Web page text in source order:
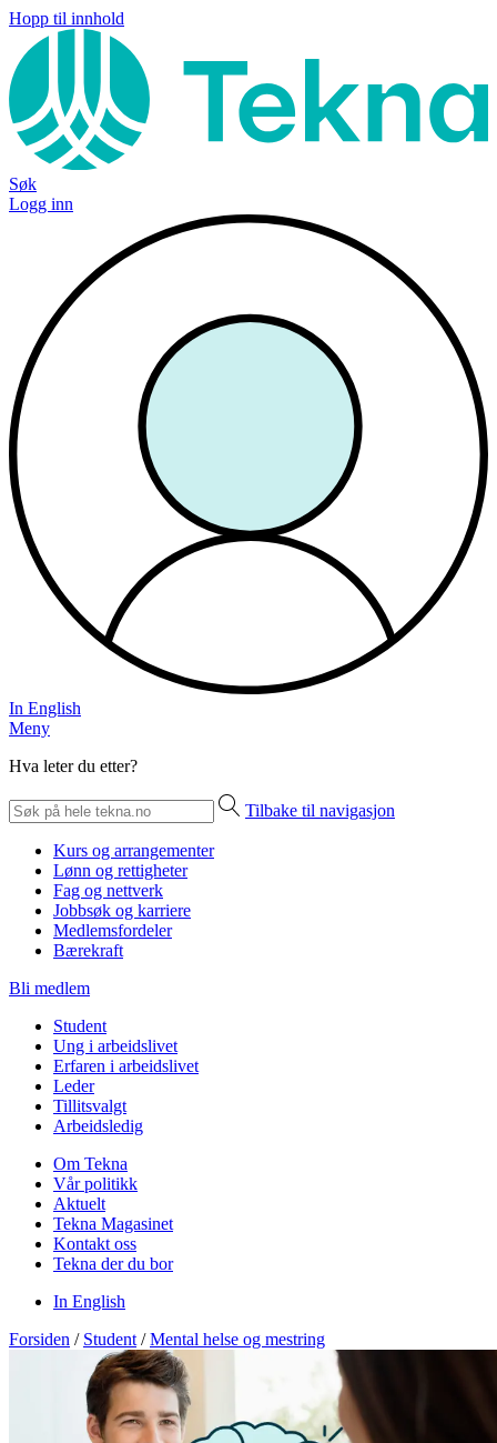
Hopp til innhold
Søk
Logg inn
In English
Meny
Hva leter du etter?
Tilbake til navigasjon
Kurs og arrangementer
Lønn og rettigheter
Fag og nettverk
Jobbsøk og karriere
Medlemsfordeler
Bærekraft
Bli medlem
Student
Ung i arbeidslivet
Erfaren i arbeidslivet
Leder
Tillitsvalgt
Arbeidsledig
Om Tekna
Vår politikk
Aktuelt
Tekna Magasinet
Kontakt oss
Tekna der du bor
In English
Forsiden / Student / Mental helse og mestring​